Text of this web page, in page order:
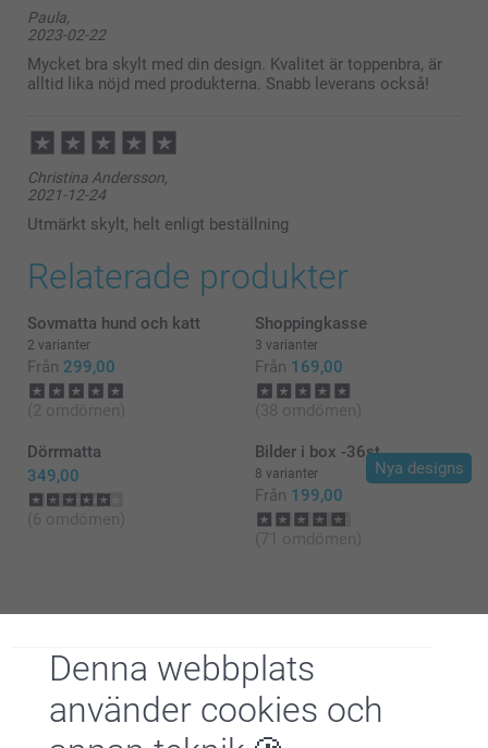
Denna webbplats
använder cookies och
Paula,
2023-02-22
Mycket bra skylt med din design. Kvalitet är toppenbra, är
alltid lika nöjd med produkterna. Snabb leverans också!
Christina Andersson,
2021-12-24
Utmärkt skylt, helt enligt beställning
Relaterade produkter
Sovmatta hund och katt
2 varianter
Från 299,00
(2 omdömen)
Shoppingkasse
3 varianter
Från 169,00
(38 omdömen)
Dörrmatta
349,00
(6 omdömen)
Nya designs
Bilder i box -36st
8 varianter
Från 199,00
(71 omdömen)
Varförsmartphoto